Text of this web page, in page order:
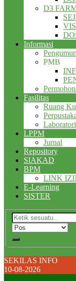
D3
Informasi
PMB
Fasilitas
Ruang
LPPM
Jurnal
Repository
SIAKAD
BPM
LINK
E-Learning
SISTER
SEKILAS INFO
10-08-2026